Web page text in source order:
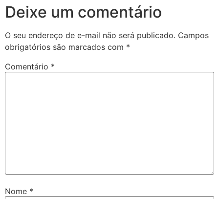
Deixe um comentário
O seu endereço de e-mail não será publicado. Campos
obrigatórios são marcados com *
Comentário *
Nome *